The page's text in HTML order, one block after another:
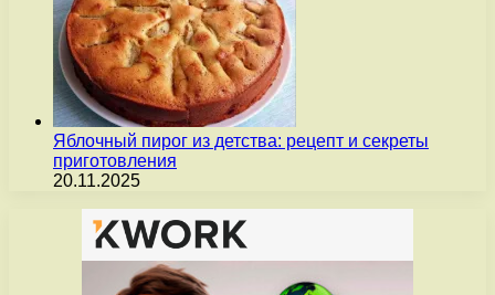
Яблочный пирог из детства: рецепт и секреты
приготовления
20.11.2025